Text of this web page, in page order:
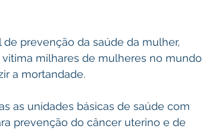
prevenção da saúde da mulher,
milhares de mulheres no mundo
a mortandade.
as unidades básicas de saúde com
prevenção do câncer uterino e de